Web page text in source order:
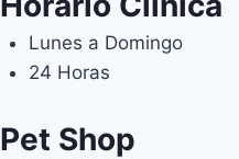
Lunes a Domingo
24 Horas
Pet Shop